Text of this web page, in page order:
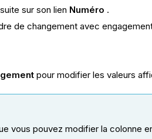
sur son lien Numéro .
de changement avec
pour modifier les valeurs
vous pouvez modifier la colonne